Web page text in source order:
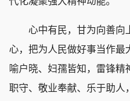
心中有民，甘为向善向上
心，把为人民做好事当作最
喻户晓、妇孺皆知，雷锋
职守、敬业奉献、乐于助人